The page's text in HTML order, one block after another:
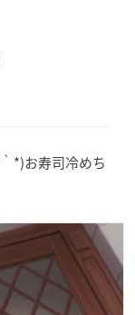
*)お寿司冷めち